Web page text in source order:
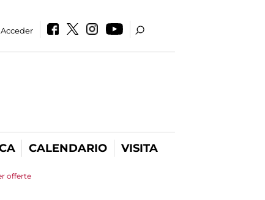
Acceder
CALENDARIO VISITA
offerte